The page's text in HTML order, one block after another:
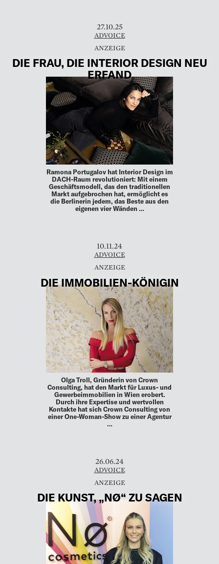
27.10.25
ADVOICE
DIE FRAU, DIE INTERIOR DESIGN NEU
ERFAND
Ramona Portugalov hat Interior Design im
DACH-Raum revolutioniert: Mit einem
Geschäftsmodell, das den traditionellen
Markt aufgebrochen hat, ermöglicht es
die Berlinerin jedem, das Beste aus den
eigenen vier Wänden …
10.11.24
ADVOICE
DIE IMMOBILIEN-­KÖNIGIN
Olga Troll, Gründerin von Crown
Consulting, hat den Markt für Luxus- und
Gewerbeimmobilien in Wien erobert.
Durch ihre Expertise und wertvollen
Kontakte hat sich Crown Consulting von
einer One-Woman-Show zu einer Agentur
…
26.06.24
ADVOICE
DIE KUNST, „NØ“ ZU SAGEN